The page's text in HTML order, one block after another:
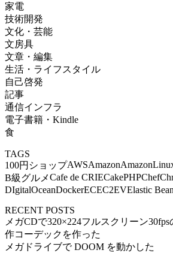
家電
技術開発
文化・芸能
文房具
文章・編集
生活・ライフスタイル
自己啓発
記事
通信インフラ
電子書籍・Kindle
食
TAGS
100円ショップAWSAmazon
B級グルメCafe de CRIECakePHPChef
DIgitalOceanDockerECEC2EVElastic
RECENT POSTS
メガCDで320×224フルスクリーン
作コーデックを作った
メガドライブで DOOM を動かした